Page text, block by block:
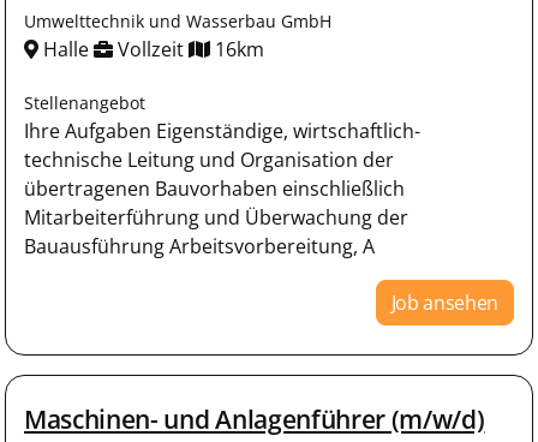
Umwelttechnik und Wasserbau GmbH
Halle Vollzeit 16km
Stellenangebot
Ihre Aufgaben Eigenständige, wirtschaftlich-
technische Leitung und Organisation der
übertragenen Bauvorhaben einschließlich
Mitarbeiterführung und Überwachung der
Bauausführung Arbeitsvorbereitung, A
Job ansehen
Maschinen- und Anlagenführer (m/w/d)